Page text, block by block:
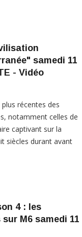
samedi 11
- Vidéo
récentes des
notamment celles de
captivant sur la
siècles durant avant
4 : les
M6 samedi 11